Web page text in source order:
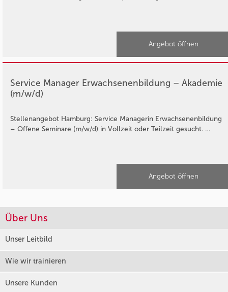
Angebot öffnen
Service Manager Erwachsenenbildung – Akademie
(m/w/d)
Stellenangebot Hamburg: Service Managerin Erwachsenenbildung
– Offene Seminare (m/w/d) in Vollzeit oder Teilzeit gesucht. …
Angebot öffnen
Über Uns
Unser Leitbild
Wie wir trainieren
Unsere Kunden